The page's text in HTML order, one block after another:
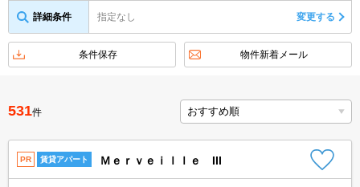
不動産会社から
詳細条件 指定なし 変更する
条件保存 物件新着メール
531件
PR 賃貸アパート Ｍｅｒｖｅｉｌｌｅ III